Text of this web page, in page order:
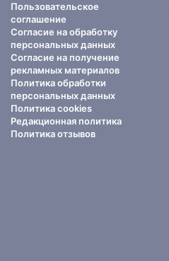
Пользовательское
соглашение
Согласие на обработку
персональных данных
Согласие на получение
рекламных материалов
Политика обработки
персональных данных
Политика cookies
Редакционная политика
Политика отзывов